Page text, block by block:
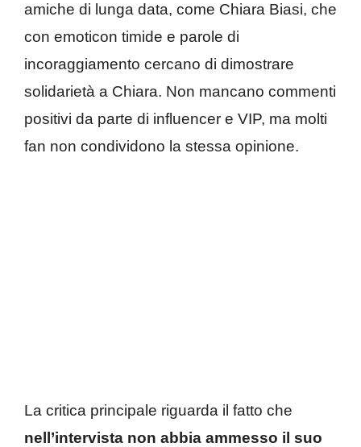
amiche di lunga data, come Chiara Biasi, che
con emoticon timide e parole di
incoraggiamento cercano di dimostrare
solidarietà a Chiara. Non mancano commenti
positivi da parte di influencer e VIP, ma molti
fan non condividono la stessa opinione.
La critica principale riguarda il fatto che
nell’intervista non abbia ammesso il suo